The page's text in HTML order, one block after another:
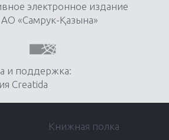
электронное издание
«Самрук-Қазына»
и поддержка:
Creatida
Книжная полка